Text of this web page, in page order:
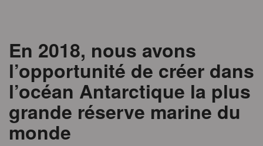
En 2018, nous avons
l’opportunité de créer dans
l’océan Antarctique la plus
grande réserve marine du
monde